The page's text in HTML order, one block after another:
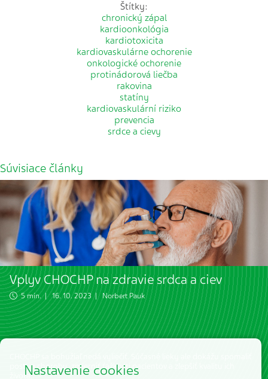
Štítky:
chronický zápal
kardioonkológia
kardiotoxicita
kardiovaskulárne ochorenie
onkologické ochorenie
protinádorová liečba
rakovina
statíny
kardiovaskulární riziko
prevencia
srdce a cievy
Súvisiace články
Vplyv CHOCHP na zdravie srdca a ciev
5 min. | 16. 10. 2023 |Norbert Pauk
postup choroby, zmierniť ťažkosti pacientov a zlepšiť kvalitu ich
života.Nastavenie cookies